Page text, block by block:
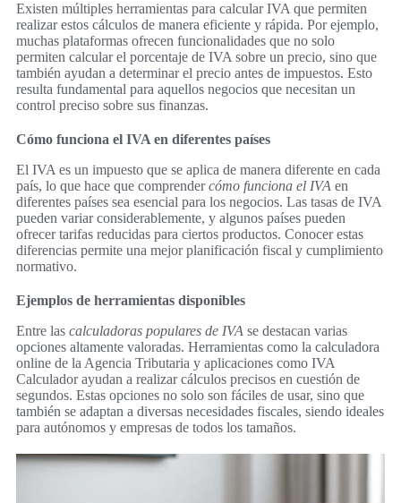
Existen múltiples herramientas para calcular IVA que permiten
realizar estos cálculos de manera eficiente y rápida. Por ejemplo,
muchas plataformas ofrecen funcionalidades que no solo
permiten calcular el porcentaje de IVA sobre un precio, sino que
también ayudan a determinar el precio antes de impuestos. Esto
resulta fundamental para aquellos negocios que necesitan un
control preciso sobre sus finanzas.
Cómo funciona el IVA en diferentes países
El IVA es un impuesto que se aplica de manera diferente en cada
país, lo que hace que comprendercómo funciona el IVA en
diferentes países sea esencial para los negocios. Las tasas de IVA
pueden variar considerablemente, y algunos países pueden
ofrecer tarifas reducidas para ciertos productos. Conocer estas
diferencias permite una mejor planificación fiscal y cumplimiento
normativo.
Ejemplos de herramientas disponibles
Entre las calculadoras populares de IVA se destacan varias
opciones altamente valoradas. Herramientas como la calculadora
online de la Agencia Tributaria y aplicaciones como IVA
Calculador ayudan a realizar cálculos precisos en cuestión de
segundos. Estas opciones no solo son fáciles de usar, sino que
también se adaptan a diversas necesidades fiscales, siendo ideales
para autónomos y empresas de todos los tamaños.